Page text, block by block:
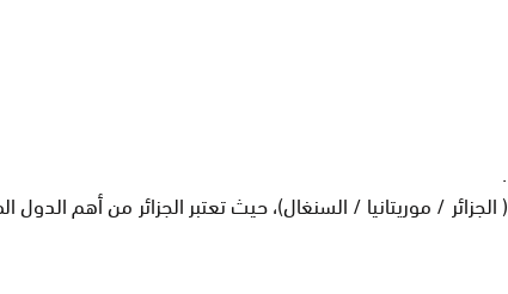
.
/ موريتانيا / السنغال)، حيث تعتبر الجزائر من أهم